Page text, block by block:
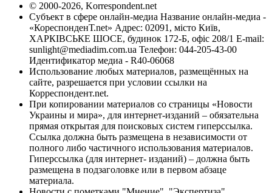
© 2000-2026, Korrespondent.net
Субъект в сфере онлайн-медиа Название онлайн-медиа -
«КореспонденТ.net» Адрес: 02091, місто Київ,
ХАРКІВСЬКЕ ШОСЕ, будинок 172-Б, офіс 208/1 E-mail:
sunlight@mediadim.com.ua Телефон: 044-205-43-00
Идентификатор медиа - R40-06068
Использование любых материалов, размещённых на
сайте, разрешается при условии ссылки на
Корреспондент.net.
При копировании материалов со страницы «Новости
Украины и мира», для интернет-изданий – обязательна
прямая открытая для поисковых систем гиперссылка.
Ссылка должна быть размещена в независимости от
полного либо частичного использования материалов.
Гиперссылка (для интернет- изданий) – должна быть
размещена в подзаголовке или в первом абзаце
материала.